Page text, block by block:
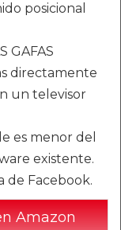
posicional
GAFAS
directamente
un televisor
es menor del
existente.
de Facebook.
Amazon